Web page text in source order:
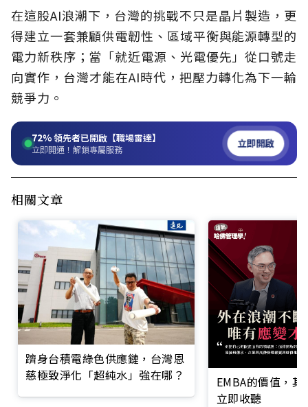
在這股AI浪潮下，台灣的挑戰不只是晶片製造，更
得建立一套兼顧供電韌性、區域平衡與能源轉型的
電力新秩序；當「就近電源、光電優先」從口號走
向實作，台灣才能在AI時代，把壓力轉化為下一輪
競爭力。
72%領先者已開啟【職場雷達】
立即開通！解鎖專屬服務 立即開啟
相關文章
躋身台積電綠色供應鏈，台灣恩
慈極致淨化「超純水」強在哪？
EMBA的價值，
立即收聽